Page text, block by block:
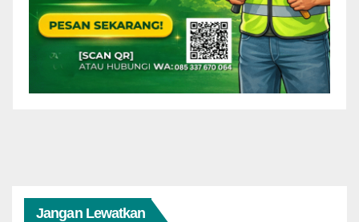
Jangan Lewatkan